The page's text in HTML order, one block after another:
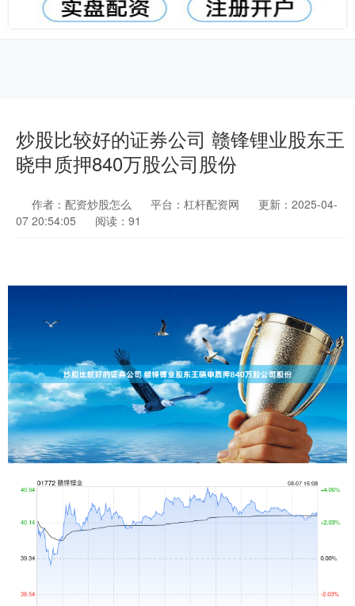
炒股比较好的证券公司 赣锋锂业股东王
晓申质押840万股公司股份
作者：配资炒股怎么 平台：杠杆配资网
更新：2025-04-
07 20:54:05
阅读：91